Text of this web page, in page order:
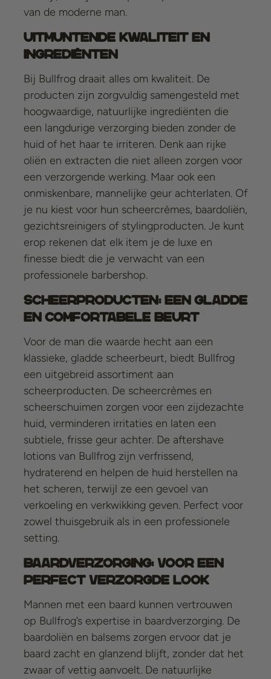
van de moderne man.
Uitmuntende Kwaliteit en
Ingrediënten
Bij Bullfrog draait alles om kwaliteit. De
producten zijn zorgvuldig samengesteld met
hoogwaardige, natuurlijke ingrediënten die
een langdurige verzorging bieden zonder de
huid of het haar te irriteren. Denk aan rijke
oliën en extracten die niet alleen zorgen voor
een verzorgende werking. Maar ook een
onmiskenbare, mannelijke geur achterlaten. Of
je nu kiest voor hun scheercrèmes, baardoliën,
gezichtsreinigers of stylingproducten. Je kunt
erop rekenen dat elk item je de luxe en
finesse biedt die je verwacht van een
professionele barbershop.
Scheerproducten: Een Gladde
en Comfortabele Beurt
Voor de man die waarde hecht aan een
klassieke, gladde scheerbeurt, biedt Bullfrog
een uitgebreid assortiment aan
scheerproducten. De scheercrèmes en
scheerschuimen zorgen voor een zijdezachte
huid, verminderen irritaties en laten een
subtiele, frisse geur achter. De aftershave
lotions van Bullfrog zijn verfrissend,
hydraterend en helpen de huid herstellen na
het scheren, terwijl ze een gevoel van
verkoeling en verkwikking geven. Perfect voor
zowel thuisgebruik als in een professionele
setting.
Baardverzorging: Voor een
Perfect Verzorgde Look
Mannen met een baard kunnen vertrouwen
op Bullfrog’s expertise in baardverzorging. De
baardoliën en balsems zorgen ervoor dat je
baard zacht en glanzend blijft, zonder dat het
zwaar of vettig aanvoelt. De natuurlijke